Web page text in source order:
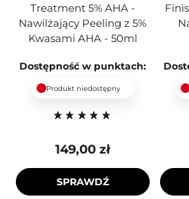
Treatment 5% AHA -
Nawilżający Peeling z 5%
Kwasami AHA - 50ml
Dostępność w punktach:
Produkt niedostępny
149,00 zł
SPRAWDŹ